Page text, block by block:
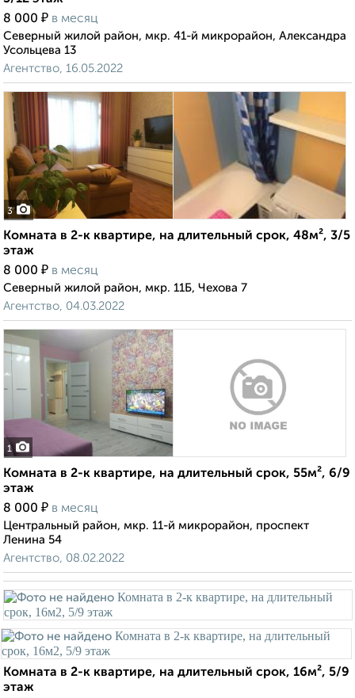
8 000 ₽ в месяц
Северный жилой район, мкр. 41-й микрорайон, Александра
Усольцева 13
Агентство, 16.05.2022
3
Комната в 2-к квартире, на длительный срок, 48м², 3/5
этаж
8 000 ₽ в месяц
Северный жилой район, мкр. 11Б, Чехова 7
Агентство, 04.03.2022
1
Комната в 2-к квартире, на длительный срок, 55м², 6/9
этаж
8 000 ₽ в месяц
Центральный район, мкр. 11-й микрорайон, проспект
Ленина 54
Агентство, 08.02.2022
Комната в 2-к квартире, на длительный срок, 16м², 5/9
этаж